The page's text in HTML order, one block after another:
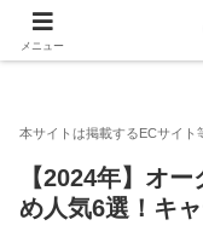
ゴル
【2024年】オ
め人気6選！キ
メニュー